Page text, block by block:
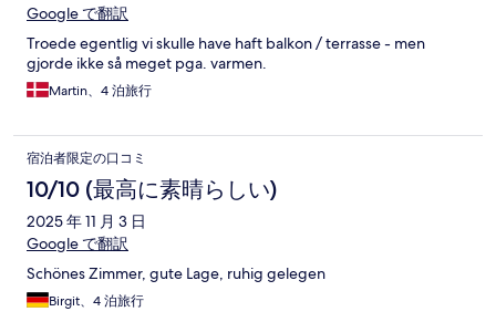
Google で翻訳
Troede egentlig vi skulle have haft balkon / terrasse - men
gjorde ikke så meget pga. varmen.
Martin、4 泊旅行
宿泊者限定の口コミ
10/10 (最高に素晴らしい)
2025 年 11 月 3 日
Google で翻訳
Schönes Zimmer, gute Lage, ruhig gelegen
Birgit、4 泊旅行